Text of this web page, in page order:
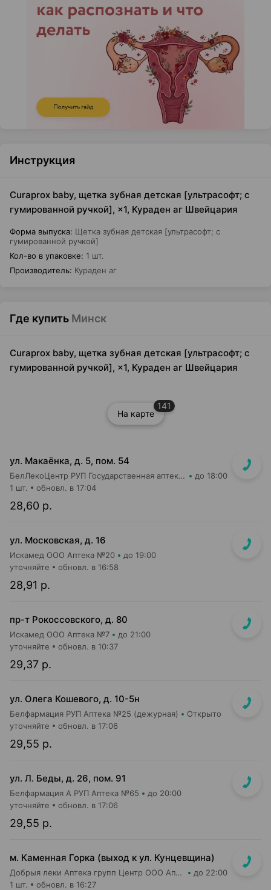
Инструкция
Curaprox baby, щетка зубная детская [ультрасофт; с
гумированной ручкой], ×1, Кураден аг Швейцария
Форма выпуска: Щетка зубная детская [ультрасофт; с
гумированной ручкой]
Кол-во в упаковке: 1 шт.
Производитель: Кураден аг
Где купить Минск
Curaprox baby, щетка зубная детская [ультрасофт; с
гумированной ручкой], ×1, Кураден аг Швейцария
На карте
141
ул. Макаёнка, д. 5, пом. 54
БелЛекоЦентр РУП Государственная аптека №33 до 18:00
28,60 р.
1 шт. обновл. в 17:04
ул. Московская, д. 16
Искамед ООО Аптека №20 до 19:00
28,91 р.
уточняйте обновл. в 16:58
пр-т Рокоссовского, д. 80
Искамед ООО Аптека №7 до 21:00
29,37 р.
уточняйте обновл. в 10:37
ул. Олега Кошевого, д. 10-5н
Белфармация РУП Аптека №25 (дежурная) Открыто
29,55 р.
уточняйте обновл. в 17:06
ул. Л. Беды, д. 26, пом. 91
Белфармация А РУП Аптека №65 до 20:00
29,55 р.
уточняйте обновл. в 17:06
м. Каменная Горка (выход к ул. Кунцевщина)
Добрыя леки Аптека групп Центр ООО Аптека №13 до 22:00
1 шт. обновл. в 16:27